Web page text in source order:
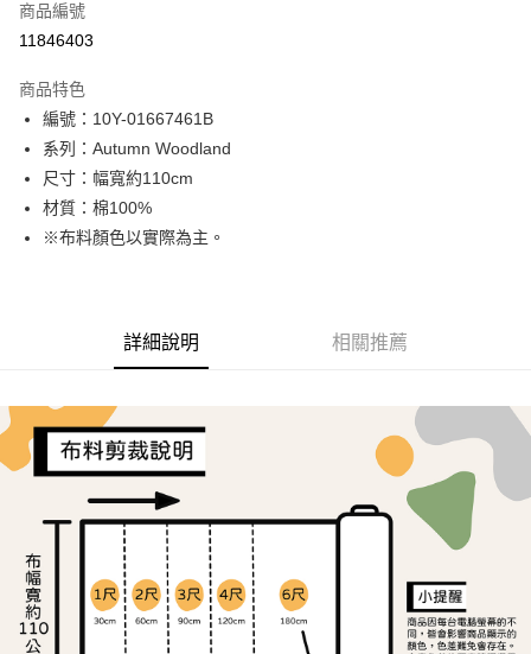
超商取貨付款
Apple Pay
街口支付
Google Pay
AFTEE先享後付
１．簡單：不需註冊會員、不需綁卡、不需儲值。
３．安心：先確認商品／服務後，再付款。
【「AFTEE先享後付」結帳流程】
１．於結帳方式選擇「AFTEE先享後付」後，將跳轉至「AFTEE先享後付」
結帳頁面，進行簡訊認證並確認金額後，即可完成結帳。
２．訂單成立數日內，您將收到繳費通知簡訊。
３．收到繳費通知簡訊後14天內，點擊此簡訊中的連結，可透過四大超商／
ATM／網路銀行／等多元方式進行付款，方視為交易完成。
※ 請注意：結帳手續完成當下不需立刻繳費，但若您需要取消訂單，請聯絡
購買商品的店家。未經商家同意取消之訂單仍視為有效，需透過AFTEE先享
後付繳納相關費用。
※ 交易是否成功請以「AFTEE先享後付 」之結帳頁面顯示為準，若有關於
全家取貨付款
每筆NT$65，滿NT$1,500(含以上)免運費
每筆NT$65，滿NT$1,500(含以上)免運費
宅配
每筆NT$150，滿NT$1,500(含以上)免運費
離島宅配
商品編號
11846403
商品特色
編號：10Y-01667461B
系列：Autumn Woodland
尺寸：幅寬約110cm
材質：棉100%
※布料顏色以實際為主。
詳細說明 相關推薦